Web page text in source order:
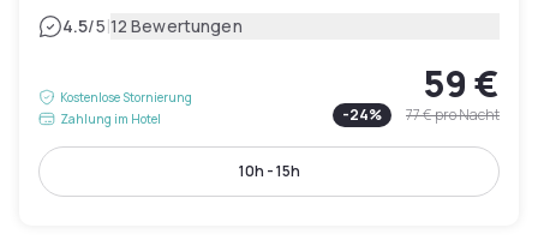
4.5/5|12 Bewertungen
Kostenlose Stornierung
Zahlung im Hotel
59 €
-24% 77 €pro Nacht
10h - 15h